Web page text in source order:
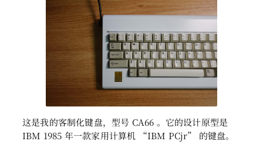
这是我的客制化键盘，型号 CA66 。它的设计原型是
IBM 1985 年一款家用计算机 “IBM PCjr” 的键盘。